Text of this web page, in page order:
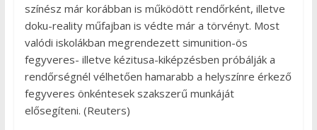
színész már korábban is működött rendőrként, illetve
doku-reality műfajban is védte már a törvényt. Most
valódi iskolákban megrendezett simunition-ös
fegyveres- illetve kézitusa-kiképzésben próbálják a
rendőrségnél vélhetően hamarabb a helyszínre érkező
fegyveres önkéntesek szakszerű munkáját
elősegíteni. (Reuters)